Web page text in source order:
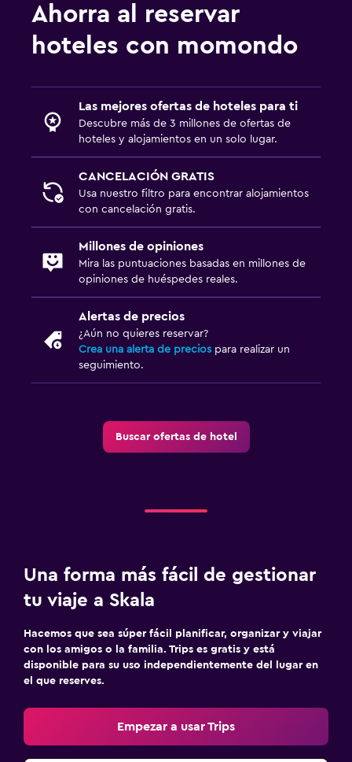
Ahorra al reservar
hoteles con momondo
Las mejores ofertas de hoteles para ti
Descubre más de 3 millones de ofertas de
hoteles y alojamientos en un solo lugar.
CANCELACIÓN GRATIS
Usa nuestro filtro para encontrar alojamientos
con cancelación gratis.
Millones de opiniones
Mira las puntuaciones basadas en millones de
opiniones de huéspedes reales.
Alertas de precios
¿Aún no quieres reservar?
Crea una alerta de precios para realizar un
seguimiento.
Buscar ofertas de hotel
Una forma más fácil de gestionar
tu viaje a Skala
Hacemos que sea súper fácil planificar, organizar y viajar
con los amigos o la familia. Trips es gratis y está
disponible para su uso independientemente del lugar en
el que reserves.
Empezar a usar Trips